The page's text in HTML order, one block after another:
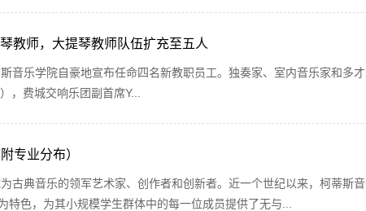
教师，大提琴教师队伍扩充至五人
音乐学院自豪地宣布任命四名新教职员工。独奏家、室内音乐家和多才
，费城交响乐团副首席Y...
专业分布）
古典音乐的领军艺术家、创作者和创新者。近一个世纪以来，柯蒂斯音
特色，为其小规模学生群体中的每一位成员提供了无与...